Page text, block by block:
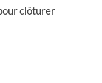
clôturer